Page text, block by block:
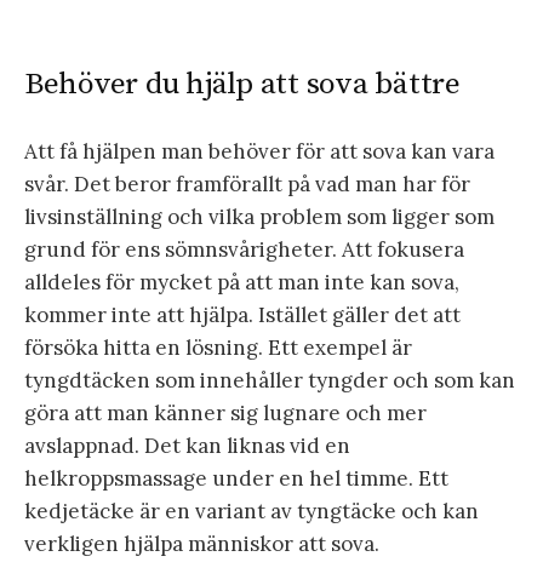
Behöver du hjälp att sova bättre
Att få hjälpen man behöver för att sova kan vara
svår. Det beror framförallt på vad man har för
livsinställning och vilka problem som ligger som
grund för ens sömnsvårigheter. Att fokusera
alldeles för mycket på att man inte kan sova,
kommer inte att hjälpa. Istället gäller det att
försöka hitta en lösning. Ett exempel är
tyngdtäcken som innehåller tyngder och som kan
göra att man känner sig lugnare och mer
avslappnad. Det kan liknas vid en
helkroppsmassage under en hel timme. Ett
kedjetäcke är en variant av tyngtäcke och kan
verkligen hjälpa människor att sova.